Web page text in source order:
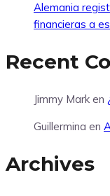
Alemania
financieras a
Recent
Jimmy Mark en
Guillermina en
Archives